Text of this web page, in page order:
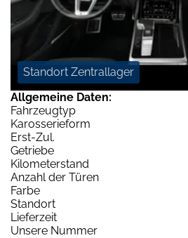
Standort Zentrallager
Allgemeine Daten:
Fahrzeugtyp
Karosserieform
Erst-Zul.
Getriebe
Kilometerstand
Anzahl der Türen
Farbe
Standort
Lieferzeit
Unsere Nummer